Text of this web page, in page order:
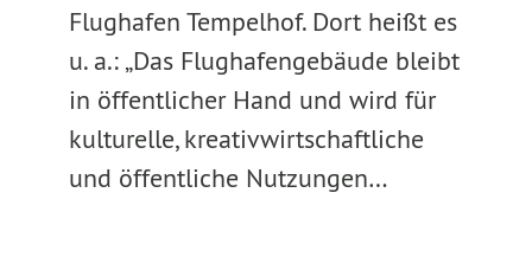
Flughafen Tempelhof. Dort heißt es
u. a.: „Das Flughafengebäude bleibt
in öffentlicher Hand und wird für
kulturelle, kreativwirtschaftliche
und öffentliche Nutzungen…